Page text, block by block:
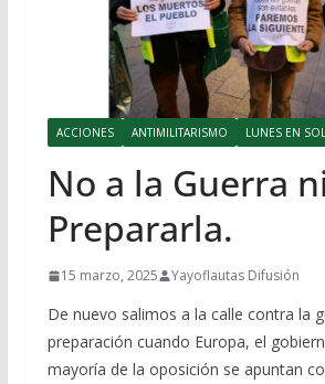
ACCIONES ANTIMILITARISMO LUNES EN SOL
No a la Guerra
Prepararla.
15 marzo, 2025 Yayoflautas Difusión
De nuevo salimos a la calle contra la
preparación cuando Europa, el
mayoría de la oposición se apuntan